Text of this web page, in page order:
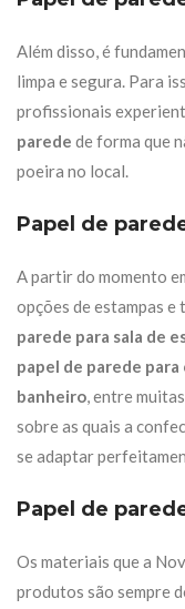
Além disso, é
limpa e segura. Para
profissionais
parede de forma que
poeira no local.
Papel de
A partir do momento
opções de estampas
parede para sala de
papel de parede para
banheiro , entre
sobre as quais a
se adaptar
Papel de
Os materiais que a
produtos são sempre